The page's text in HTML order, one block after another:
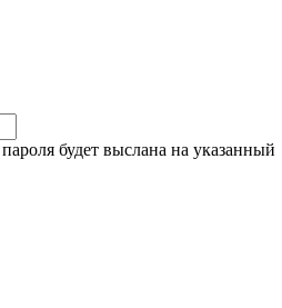
будет выслана на указанный